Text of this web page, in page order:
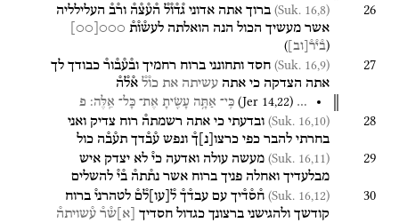
26
(Suk. 16,8) ברוך אתה אדוני ג֯ד֯ו֯ל֯ ה֯ע֯צ֯ה֯ ור֯ב֯ העלילליה
אשר מעשיך הכול הנה הואלתה לעש֯ו֯ת֯ ○○○
○○
(ב֯י֯ר֯ וב )
27
(Suk. 16,9) חסד ותחונני ברוח רחמיך וב֯ע֯ב֯ור֯ כבודך לך
אתה הצדקה כי אתה עשיתה את כו֯ל֯ א֯ל֯ה֯
…
(Jer 14,22) כִּֽי־ אַתָּ֥ה עָשִׂ֖יתָ אֶת־ כָּל־ אֵֽלֶּה׃ פ
28
(Suk. 16,10) ובדעתי כי אתה רשמתה֯ רוח צדיק ואני
בחרתי להבר כפי כרצו נ ך֯ ונפש ע֯ב֯דך תע֯ב֯ה כול
29
(Suk. 16,11) מעשה עולה ואדעה כי֯ לא יצדק איש
מבלעדיך ואחלה פניך ברוח אשר נת֯תה֯ ב֯י֯ להשלים
30
(Suk. 16,12) ח֯ס֯ד֯יך עם עבד֯ך֯ ל֯ עו ל֯ם֯ לטהרני֯ ברוח
קודשך ולהגישני ברצונך כגדול חסדיך א ש֯ר֯ ע֯שויתה֯